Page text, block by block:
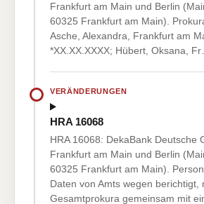
Frankfurt am Main und Berlin
60325 Frankfurt am Main).
Asche, Alexandra, Frankfurt am
*XX.XX.XXXX; Hübert, Oksana,
VERÄNDERUNGEN
HRA 16068
HRA 16068: DekaBank Deutsche
Frankfurt am Main und Berlin
60325 Frankfurt am Main).
Daten von Amts wegen berichtigt,
Gesamtprokura gemeinsam mit